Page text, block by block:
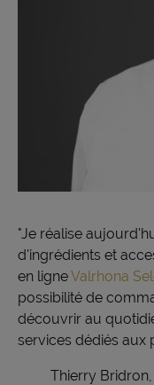
"Je réalise
d'ingrédients et
en ligneValrhona
possibilité de
découvrir au
services dédiés aux
Thierry